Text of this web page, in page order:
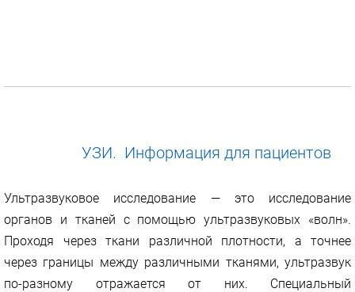
УЗИ. Информация для пациентов
Ультразвуковое исследование — это исследование
органов и тканей с помощью ультразвуковых «волн».
Проходя через ткани различной плотности, а точнее
через границы между различными тканями, ультразвук
по-разному отражается от них. Специальный